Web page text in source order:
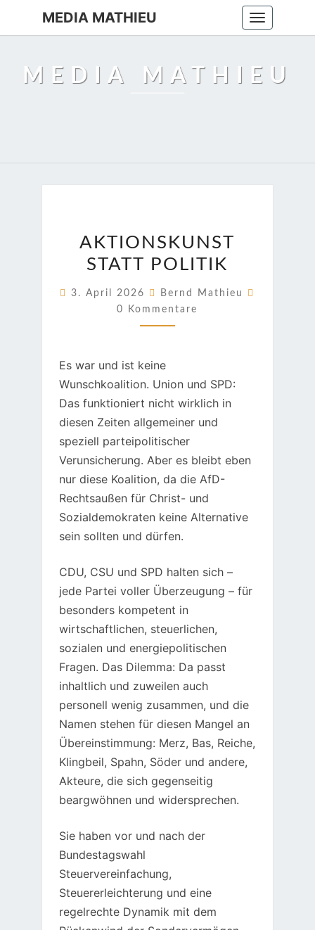
Toggle
navigation
MEDIA MATHIEU
MEDIA MATHIEU
STATT
POLITIK
AKTIONSKUNST
STATT POLITIK
3. April 2026 Bernd Mathieu
0 Kommentare
Es war und ist keine
Wunschkoalition. Union und SPD:
Das funktioniert nicht wirklich in
diesen Zeiten allgemeiner und
speziell parteipolitischer
Verunsicherung. Aber es bleibt eben
nur diese Koalition, da die AfD-
Rechtsaußen für Christ- und
Sozialdemokraten keine Alternative
sein sollten und dürfen.
CDU, CSU und SPD halten sich –
jede Partei voller Überzeugung – für
besonders kompetent in
wirtschaftlichen, steuerlichen,
sozialen und energiepolitischen
Fragen. Das Dilemma: Da passt
inhaltlich und zuweilen auch
personell wenig zusammen, und die
Namen stehen für diesen Mangel an
Übereinstimmung: Merz, Bas, Reiche,
Klingbeil, Spahn, Söder und andere,
Akteure, die sich gegenseitig
beargwöhnen und widersprechen.
Sie haben vor und nach der
Bundestagswahl
Steuervereinfachung,
Steuererleichterung und eine
regelrechte Dynamik mit dem